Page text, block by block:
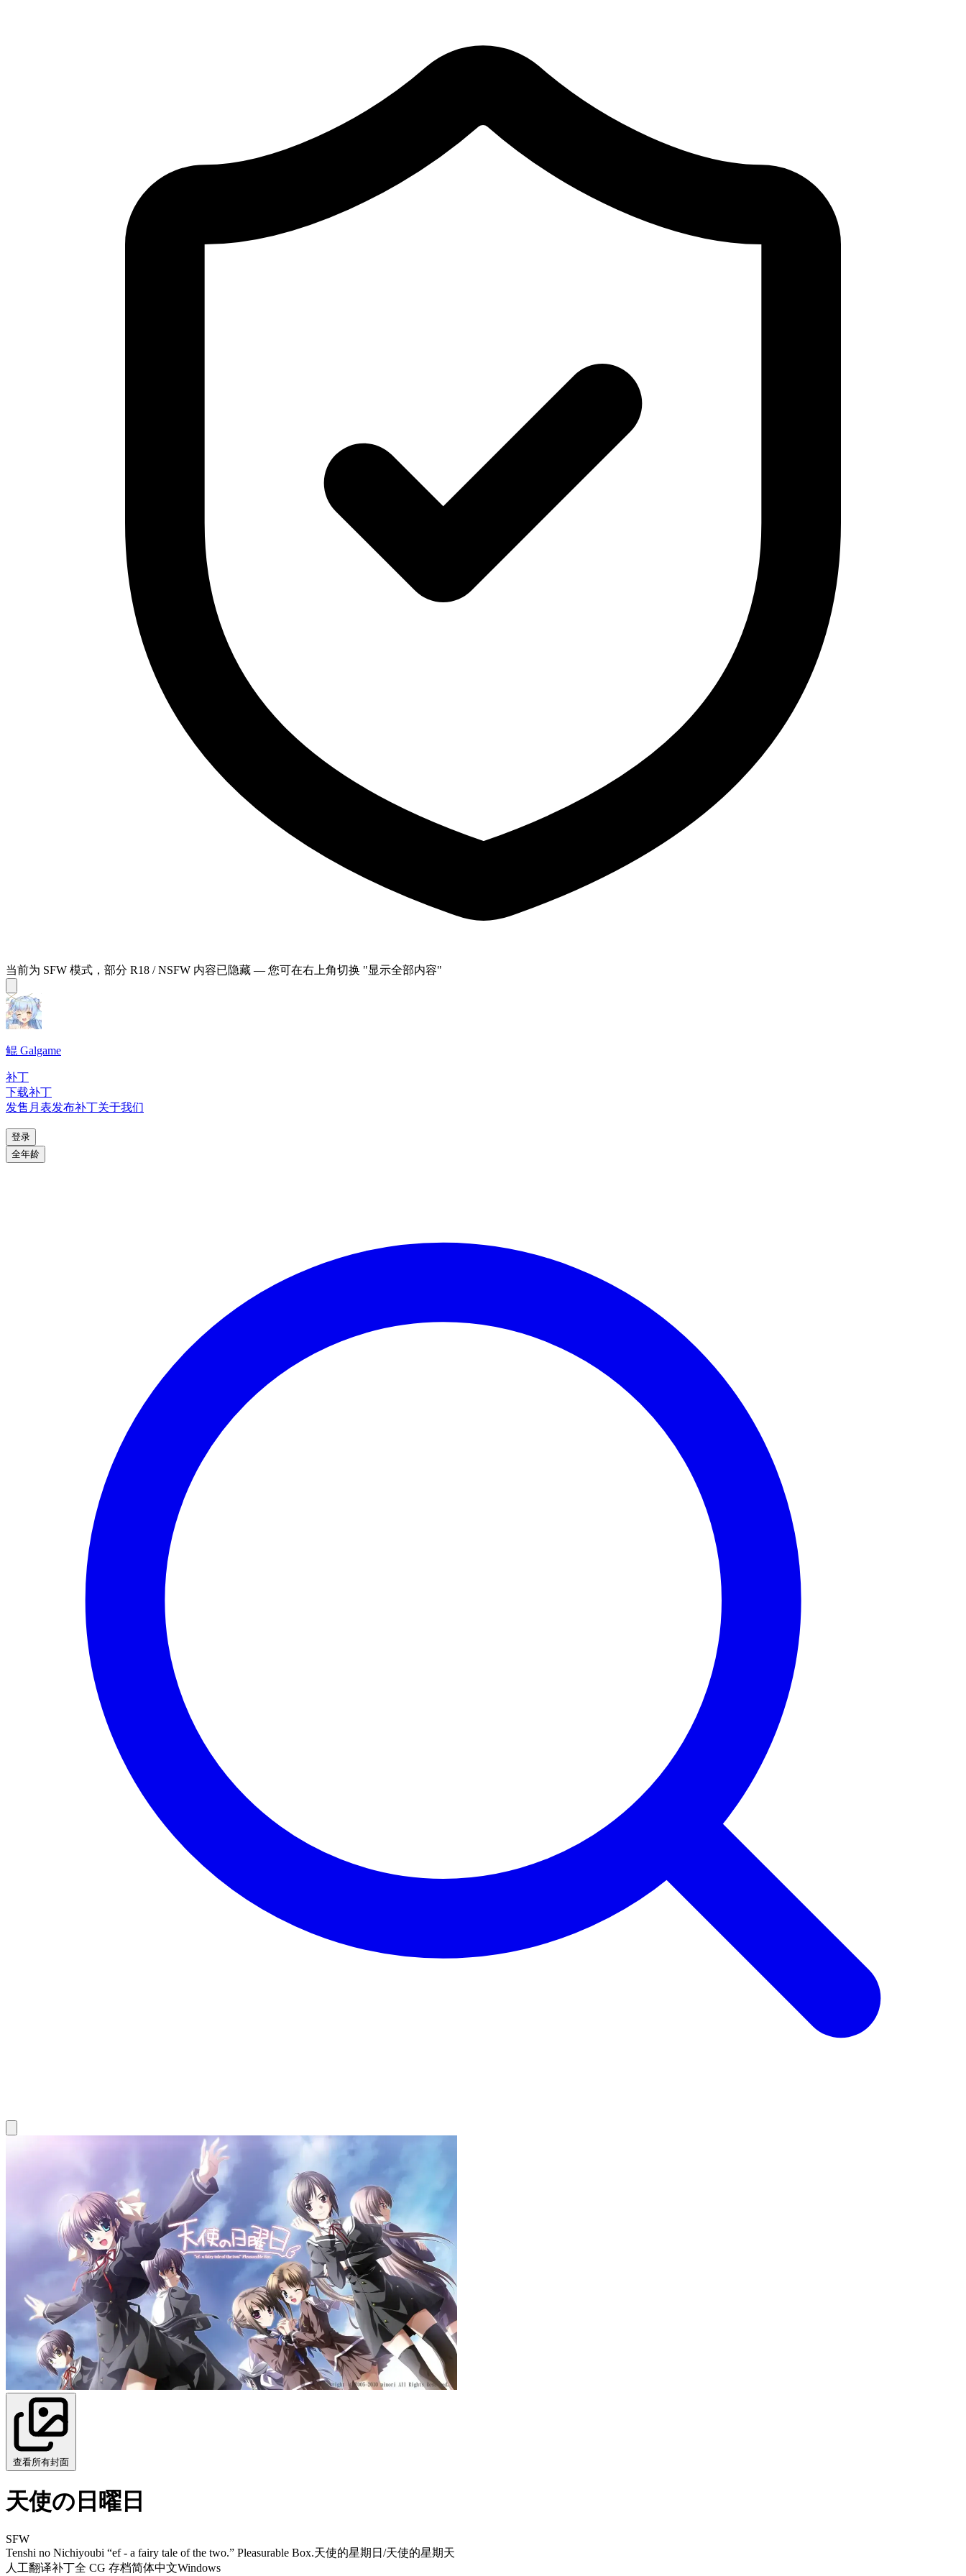
当前为 SFW 模式，部分 R18 / NSFW 内容已隐藏 — 您可在右上角切换 "显示全部内容"
鲲 Galgame
补丁
下载补丁
发售月表发布补丁关于我们
登录
全年龄
查看所有封面
天使の日曜日
SFW
Tenshi no Nichiyoubi “ef - a fairy tale of the two.” Pleasurable Box.天使的星期日/天使的星期天
人工翻译补丁全 CG 存档简体中文Windows